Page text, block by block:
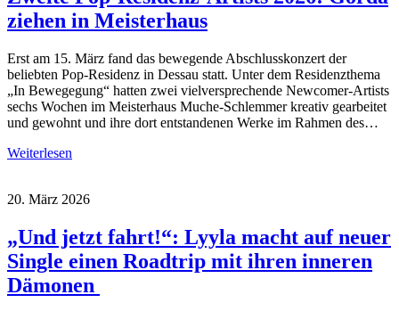
ziehen in Meisterhaus
Erst am 15. März fand das bewegende Abschlusskonzert der
beliebten Pop-Residenz in Dessau statt. Unter dem Residenzthema
„In Bewegegung“ hatten zwei vielversprechende Newcomer-Artists
sechs Wochen im Meisterhaus Muche-Schlemmer kreativ gearbeitet
und gewohnt und ihre dort entstandenen Werke im Rahmen des…
Weiterlesen
20. März 2026
„Und jetzt fahrt!“: Lyyla macht auf neuer
Single einen Roadtrip mit ihren inneren
Dämonen